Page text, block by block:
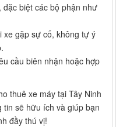
biệt các bộ phận như
xe gặp sự cố, không tự ý
cầu biên nhận hoặc hợp
thuê xe máy tại Tây Ninh
sẽ hữu ích và giúp bạn
đầy thú vị!